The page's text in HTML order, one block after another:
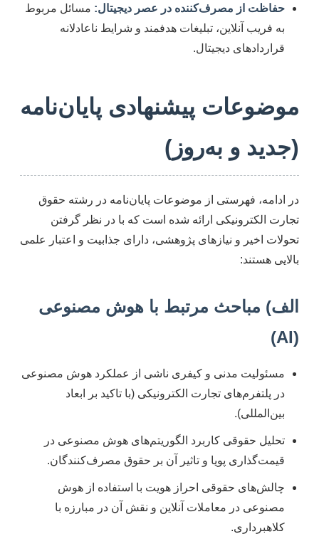
حفاظت از مصرف‌کننده در عصر دیجیتال: مسائل مربوط
به فریب آنلاین، تبلیغات هدفمند و شرایط ناعادلانه
قراردادهای دیجیتال.
موضوعات پیشنهادی پایان‌نامه
(جدید و به‌روز)
در ادامه، فهرستی از موضوعات پایان‌نامه در رشته حقوق
تجارت الکترونیکی ارائه شده است که با در نظر گرفتن
تحولات اخیر و نیازهای پژوهشی، دارای جذابیت و اعتبار علمی
بالایی هستند:
الف) مباحث مرتبط با هوش مصنوعی
(AI)
مسئولیت مدنی و کیفری ناشی از عملکرد هوش مصنوعی
در پلتفرم‌های تجارت الکترونیکی (با تاکید بر ابعاد
بین‌المللی).
تحلیل حقوقی کاربرد الگوریتم‌های هوش مصنوعی در
قیمت‌گذاری پویا و تاثیر آن بر حقوق مصرف‌کنندگان.
چالش‌های حقوقی احراز هویت با استفاده از هوش
مصنوعی در معاملات آنلاین و نقش آن در مبارزه با
کلاهبرداری.